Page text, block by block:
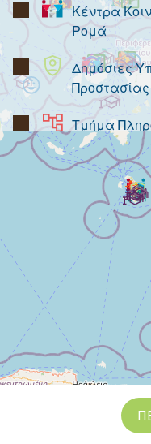
Κέντρα
Ρομά
Δημόσιες
Προστασίας
Τμήμα
Κοινωνικά
Αρωγής
Δημόσιες
Φαρμακεία
Δημόσιες
Δημόσια
Δημόσια
Δημόσια